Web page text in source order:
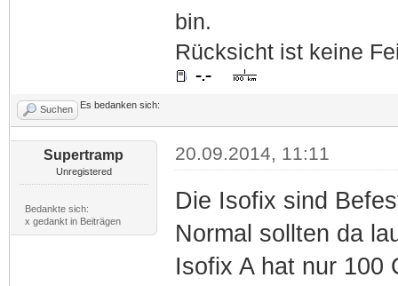
bin.
Rücksicht ist keine
Suchen Es bedanken sich:
Supertramp
Unregistered
Bedankte sich:
x gedankt in Beiträgen
20.09.2014, 11:11
Die Isofix sind
Normal sollten da
Isofix A hat nur 100